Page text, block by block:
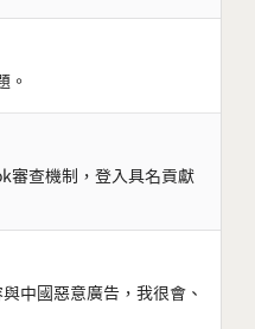
。
審查機制，登入具名貢獻
中國惡意廣告，我很會、